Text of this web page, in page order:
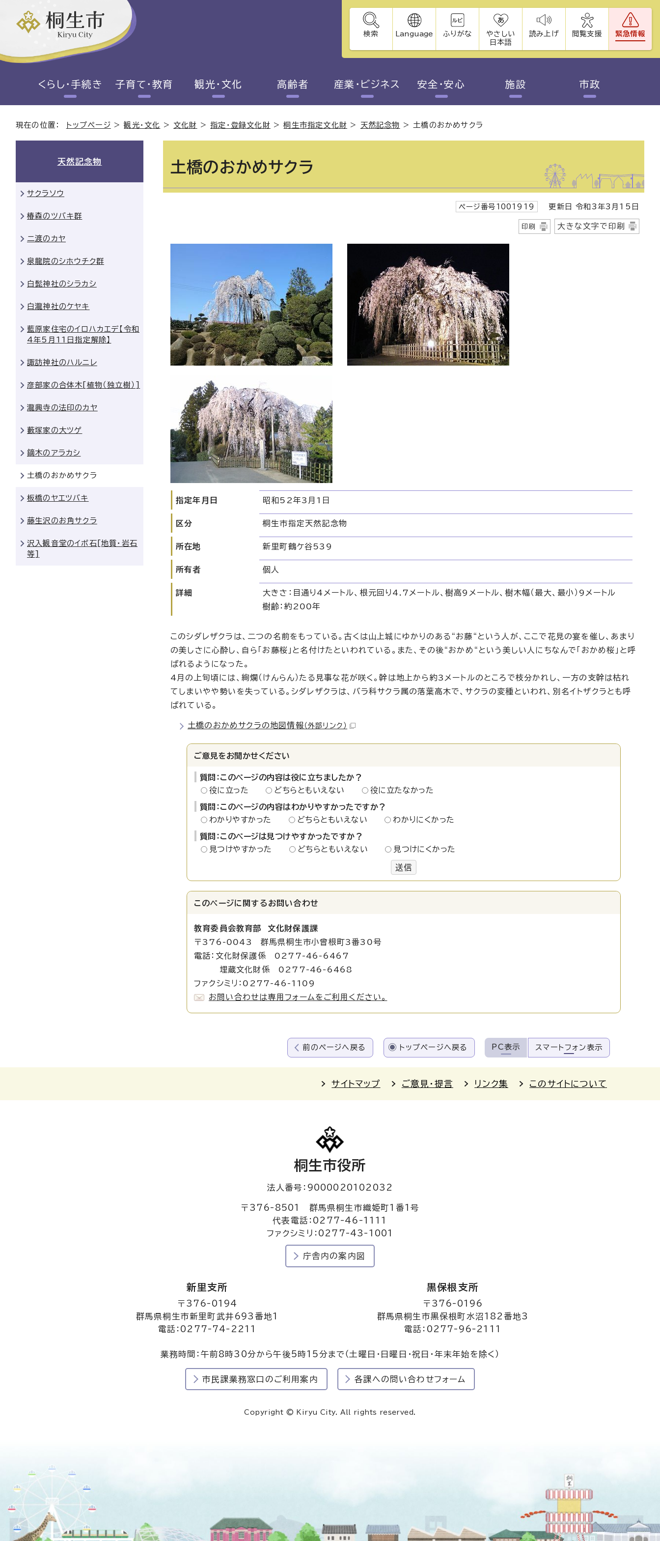
検索 Language ふりがな
やさしい
日本語
読み上げ 閲覧支援 緊急情報
くらし・手続き 子育て・教育 観光・文化 高齢者 産業・ビジネス 安全・安心 施設 市政
現在の位置： トップページ >観光・文化 > 文化財 >指定・登録文化財 >桐生市指定文化財 > 天然記念物 > 土橋のおかめサクラ
土橋のおかめサクラ
ページ番号1001919 更新日 令和3年3月15日
印刷 大きな文字で印刷
指定年月日 昭和52年3月1日
区分 桐生市指定天然記念物
所在地 新里町鶴ケ谷539
所有者 個人
詳細
大きさ：目通り4メートル、根元回り4.7メートル、樹高9メートル、樹木幅（最大、最小）9メートル
樹齢：約200年
このシダレザクラは、二つの名前をもっている。古くは山上城にゆかりのある“お藤“という人が、ここで花見の宴を催し、あまり
の美しさに心酔し、自ら「お藤桜」と名付けたといわれている。また、その後“おかめ“という美しい人にちなんで「おかめ桜」と呼
ばれるようになった。
4月の上旬頃には、絢爛（けんらん）たる見事な花が咲く。幹は地上から約3メートルのところで枝分かれし、一方の支幹は枯れ
てしまいやや勢いを失っている。シダレザクラは、バラ科サクラ属の落葉高木で、サクラの変種といわれ、別名イトザクラとも呼
ばれている。
土橋のおかめサクラの地図情報 （外部リンク）
ご意見をお聞かせください
質問：このページの内容は役に立ちましたか？
役に立った
どちらともいえない 役に立たなかった
質問：このページの内容はわかりやすかったですか？
わかりやすかった
どちらともいえない わかりにくかった
質問：このページは見つけやすかったですか？
見つけやすかった
どちらともいえない 見つけにくかった
送信
このページに関する お問い合わせ
教育委員会教育部 文化財保護課
〒376-0043 群馬県桐生市小曾根町3番30号
電話：文化財保護係 0277-46-6467
埋蔵文化財係 0277-46-6468
ファクシミリ：0277-46-1109
お問い合わせは専用フォームをご利用ください。
天然記念物
サクラソウ
椿森のツバキ群
二渡のカヤ
泉龍院のシホウチク群
白髭神社のシラカシ
白瀧神社のケヤキ
藍原家住宅のイロハカエデ【令和
4年5月11日指定解除】
諏訪神社のハルニレ
彦部家の合体木[植物（独立樹）]
瀧興寺の法印のカヤ
藪塚家の大ツゲ
鏑木のアラカシ
土橋のおかめサクラ
板橋のヤエツバキ
藤生沢のお角サクラ
沢入観音堂のイボ石[地質・岩石
等]
前のページへ戻る トップページへ戻る PC表示 スマートフォン表示
サイトマップ ご意見・提言 リンク集 このサイトについて
桐生市役所
法人番号：9000020102032
〒376-8501 群馬県桐生市織姫町1番1号
代表電話：0277-46-1111
ファクシミリ：0277-43-1001
庁舎内の案内図
新里支所
〒376-0194
群馬県桐生市新里町武井693番地1
電話：0277-74-2211
黒保根支所
〒376-0196
群馬県桐生市黒保根町水沼182番地3
電話：0277-96-2111
業務時間：午前8時30分から午後5時15分まで（土曜日・日曜日・祝日・年末年始を除く）
市民課業務窓口のご利用案内 各課への問い合わせフォーム
Copyright © Kiryu City. All rights reserved.